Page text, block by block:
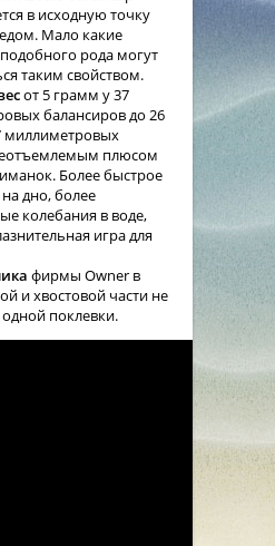
в исходную точку
Мало какие
рода могут
таким свойством.
от 5 грамм у 37
балансиров до 26
миллиметровых
плюсом
Более быстрое
дно, более
колебания в воде,
игра для
фирмы Owner в
и хвостовой части не
одной поклевки.